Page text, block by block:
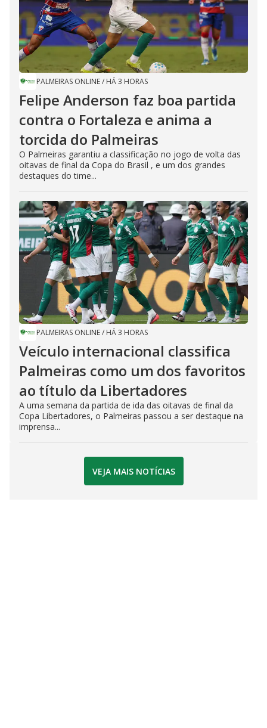
PALMEIRAS ONLINE/ HÁ 3 HORAS
Felipe Anderson faz boa partida
contra o Fortaleza e anima a
torcida do Palmeiras
O Palmeiras garantiu a classificação no jogo de volta das
oitavas de final da Copa do Brasil , e um dos grandes
destaques do time...
PALMEIRAS ONLINE/ HÁ 3 HORAS
Veículo internacional classifica
Palmeiras como um dos favoritos
ao título da Libertadores
A uma semana da partida de ida das oitavas de final da
Copa Libertadores, o Palmeiras passou a ser destaque na
imprensa...
VEJA MAIS NOTÍCIAS